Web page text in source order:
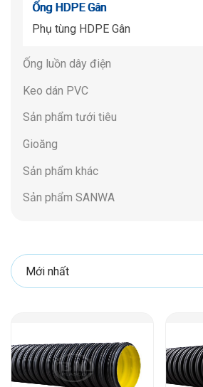
Ống HDPE Gân
Phụ tùng HDPE Gân
Ống luồn dây điện
Keo dán PVC
Sản phẩm tưới tiêu
Gioăng
Sản phẩm khác
Sản phẩm SANWA